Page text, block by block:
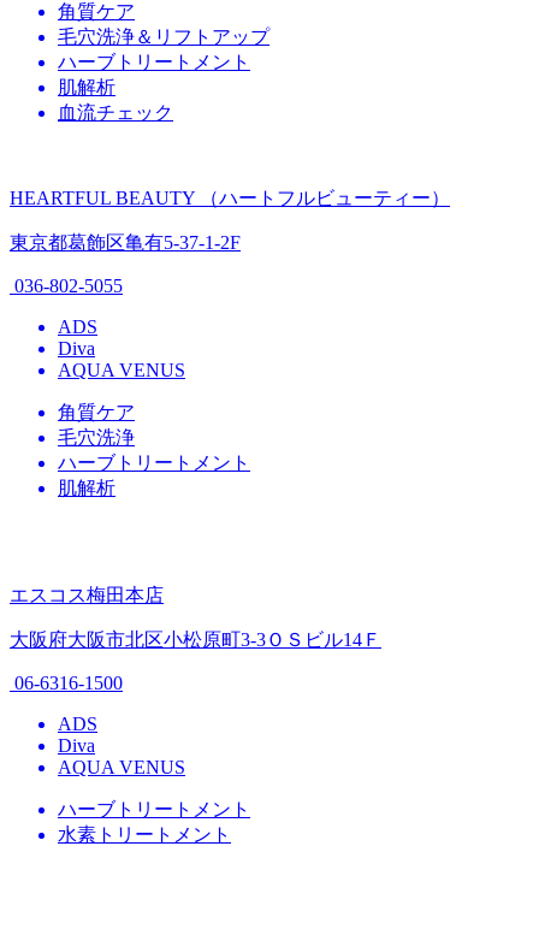
角質ケア
毛穴洗浄＆リフトアップ
ハーブトリートメント
肌解析
血流チェック
HEARTFUL BEAUTY （ハートフルビューティー）
東京都葛飾区亀有5-37-1-2F
036-802-5055
ADS
Diva
AQUA VENUS
角質ケア
毛穴洗浄
ハーブトリートメント
肌解析
エスコス梅田本店
大阪府大阪市北区小松原町3-3ＯＳビル14Ｆ
06-6316-1500
ADS
Diva
AQUA VENUS
ハーブトリートメント
水素トリートメント